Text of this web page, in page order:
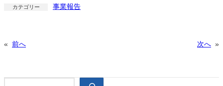
カテゴリー 事業報告
« 前へ 次へ »
検